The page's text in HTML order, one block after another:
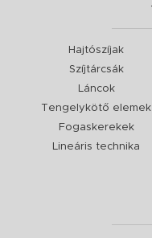
Hajtószíjak
Szíjtárcsák
Láncok
Tengelykötő elemek
Fogaskerekek
Lineáris technika